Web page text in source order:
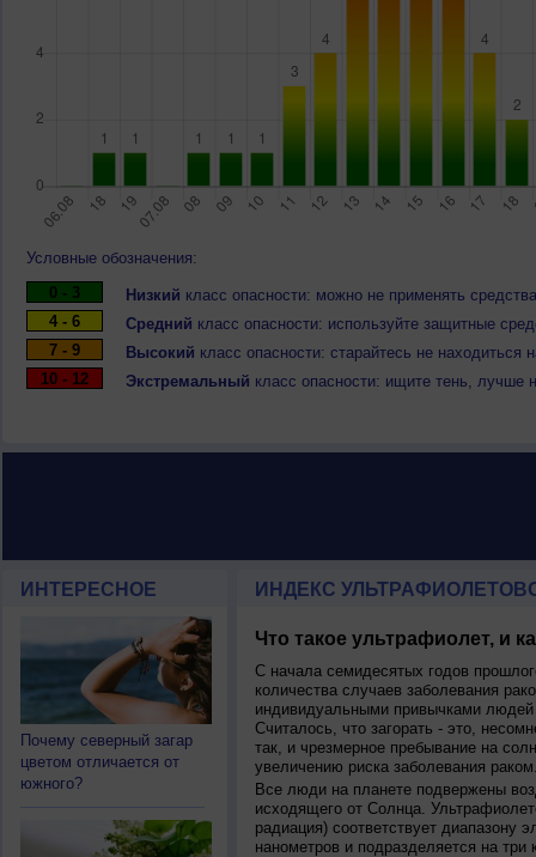
Условные обозначения:
0 - 3
Низкий класс опасности: можно не применять
4 - 6
Средний класс опасности: используйте защитные
7 - 9
Высокий класс опасности: старайтесь не
10 - 12
Экстремальный класс опасности: ищите тень, лучше
ИНТЕРЕСНОЕ
Почему северный загар
цветом отличается от
южного?
ИНДЕКС
Что такое ультрафиолет, и
С начала семидесятых годов
количества случаев заболевания
индивидуальными привычками
Считалось, что загорать - это,
так, и чрезмерное пребывание на
увеличению риска заболевания
Все люди на планете подвержены
исходящего от Солнца.
радиация) соответствует диапазону
нанометров и подразделяется на три